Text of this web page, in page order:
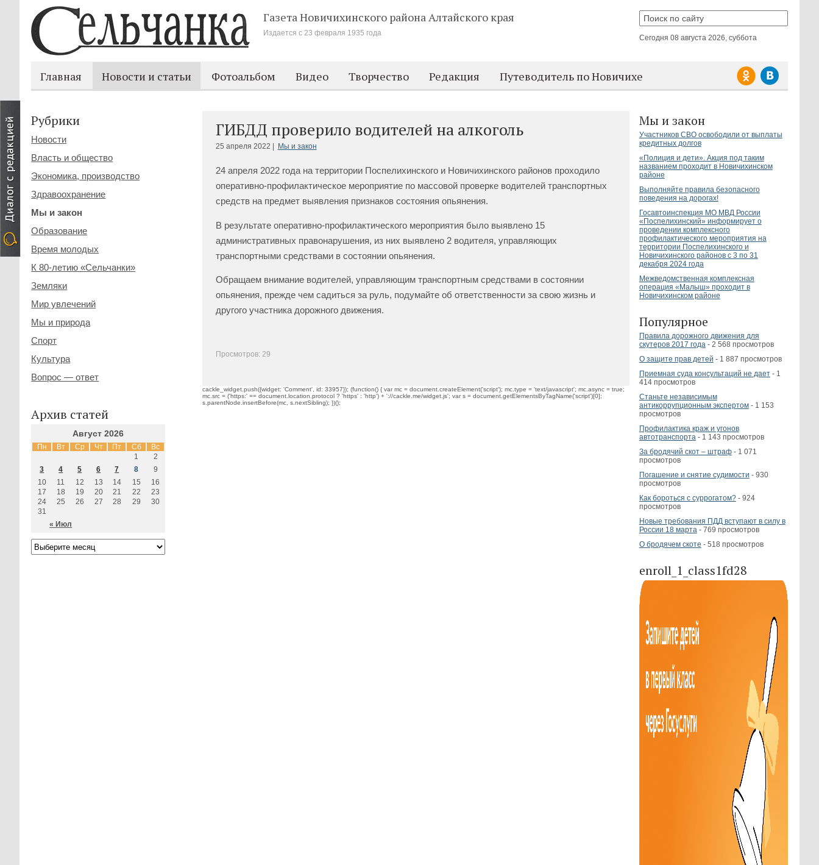
Газета Новичихинского районаАлтайского края
Издается с 23 февраля 1935 года
Сегодня 08 августа 2026, суббота
Главная Новости и статьи Фотоальбом Видео Творчество Редакция Путеводитель по Новичихе
Мы и закон
Участников СВО освободили от выплаты
кредитных долгов
«Полиция и дети». Акция под таким
названием проходит в Новичихинском
районе
Выполняйте правила безопасного
поведения на дорогах!
Госавтоинспекция МО МВД России
«Поспелихинский» информирует о
проведении комплексного
профилактического мероприятия на
территории Поспелихинского и
Новичихинского районов с 3 по 31
декабря 2024 года
Межведомственная комплексная
операция «Малыш» проходит в
Новичихинском районе
Популярное
Правила дорожного движения для
скутеров 2017 года- 2 568 просмотров
О защите прав детей - 1 887 просмотров
Приемная суда консультаций не дает- 1
414 просмотров
Станьте независимым
антикоррупционным экспертом- 1 153
просмотров
Профилактика краж и угонов
автотранспорта- 1 143 просмотров
За бродячий скот – штраф- 1 071
просмотров
Погашение и снятие судимости - 930
просмотров
Как бороться с суррогатом?- 924
просмотров
Новые требования ПДД вступают в силу в
России 18 марта- 769 просмотров
О бродячем скоте - 518 просмотров
enroll_1_class1fd28
ГИБДД проверило водителей на алкоголь
25 апреля 2022 | Мы и закон
24 апреля 2022 года на территории Поспелихинского и Новичихинского районов проходило
оперативно-профилактическое мероприятие по массовой проверке водителей транспортных
средств на предмет выявления признаков состояния опьянения.
В результате оперативно-профилактического мероприятия было выявлено 15
административных правонарушения, из них выявлено 2 водителя, управляющих
транспортными средствами в состоянии опьянения.
Обращаем внимание водителей, управляющим транспортным средствами в состоянии
опьянения, прежде чем садиться за руль, подумайте об ответственности за свою жизнь и
другого участника дорожного движения.
Просмотров: 29
cackle_widget.push({widget: 'Comment', id: 33957}); (function() { var mc = document.createElement('script'); mc.type = 'text/javascript'; mc.async = true;
mc.src = ('https:' == document.location.protocol ? 'https' : 'http') + '://cackle.me/widget.js'; var s = document.getElementsByTagName('script')[0];
s.parentNode.insertBefore(mc, s.nextSibling); })();
Рубрики
Новости
Власть и общество
Экономика, производство
Здравоохранение
Мы и закон
Образование
Время молодых
К 80-летию «Сельчанки»
Земляки
Мир увлечений
Мы и природа
Спорт
Культура
Вопрос — ответ
Архив статей
Август 2026
Пн Вт Ср Чт Пт Сб Вс
« Июл
1
2
3
4 5 6 7 8
9
10
11 12 13 14 15
16
17
18 19 20 21 22
23
24
25 26 27 28 29
30
31